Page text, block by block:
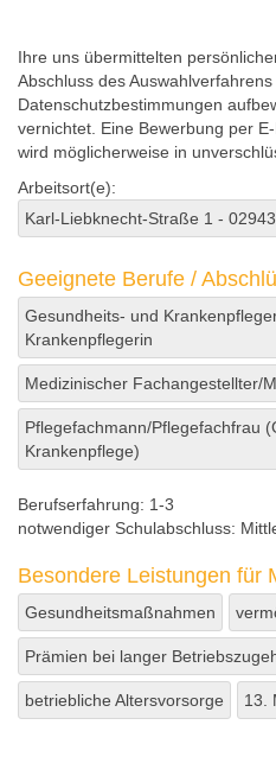
Ihre uns übermittelten
Abschluss des
Datenschutzbestimmungen
vernichtet. Eine Bewerbung per
wird möglicherweise in
Arbeitsort(e):
Karl-Liebknecht-Straße 1 -
Geeignete Berufe /
Gesundheits- und
Krankenpflegerin
Medizinischer Fachangestellter/
Pflegefachmann/Pflegefachfrau
Krankenpflege)
Berufserfahrung: 1-3
notwendiger Schulabschluss:
Besondere Leistungen für
Gesundheitsmaßnahmen
Prämien bei langer
betriebliche Altersvorsorge 13.